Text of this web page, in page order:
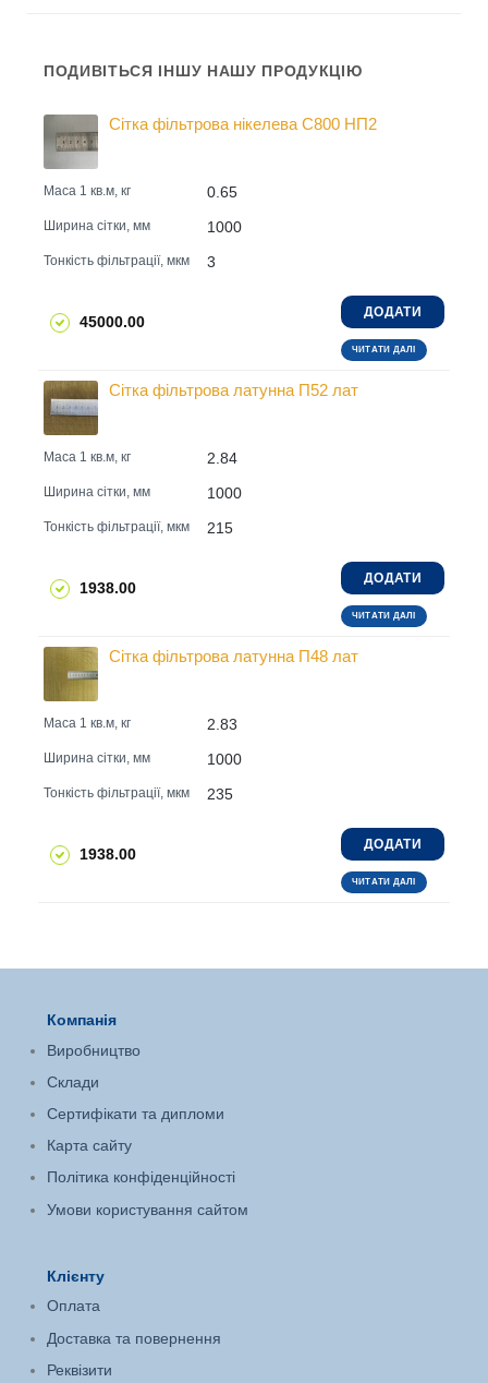
ПОДИВІТЬСЯ ІНШУ НАШУ ПРОДУКЦІЮ
Сітка фільтрова нікелева С800 НП2
Маса 1 кв.м, кг 0.65
Ширина сітки, мм 1000
Тонкість фільтрації, мкм 3
45000.00
ДОДАТИ
ЧИТАТИ ДАЛІ
Сітка фільтрова латунна П52 лат
Маса 1 кв.м, кг 2.84
Ширина сітки, мм 1000
Тонкість фільтрації, мкм 215
1938.00
ДОДАТИ
ЧИТАТИ ДАЛІ
Сітка фільтрова латунна П48 лат
Маса 1 кв.м, кг 2.83
Ширина сітки, мм 1000
Тонкість фільтрації, мкм 235
1938.00
ДОДАТИ
ЧИТАТИ ДАЛІ
Компанія
Виробництво
Склади
Сертифікати та дипломи
Карта сайту
Політика конфіденційності
Умови користування сайтом
Клієнту
Оплата
Доставка та повернення
Реквізити